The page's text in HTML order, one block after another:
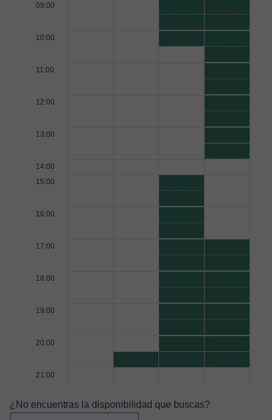
09:00
10:00
11:00
12:00
13:00
14:00
15:00
16:00
17:00
18:00
19:00
20:00
21:00
¿No encuentras la disponibilidad que buscas?